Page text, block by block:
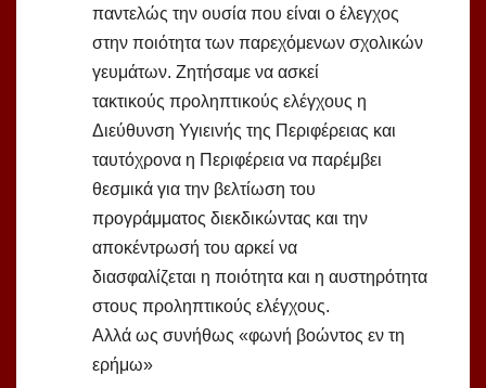
παντελώς την ουσία που είναι ο έλεγχος
στην ποιότητα των παρεχόμενων σχολικών
γευμάτων. Ζητήσαμε να ασκεί
τακτικούς προληπτικούς ελέγχους η
Διεύθυνση Υγιεινής της Περιφέρειας και
ταυτόχρονα η Περιφέρεια να παρέμβει
θεσμικά για την βελτίωση του
προγράμματος διεκδικώντας και την
αποκέντρωσή του αρκεί να
διασφαλίζεται η ποιότητα και η αυστηρότητα
στους προληπτικούς ελέγχους.
Αλλά ως συνήθως «φωνή βοώντος εν τη
ερήμω»